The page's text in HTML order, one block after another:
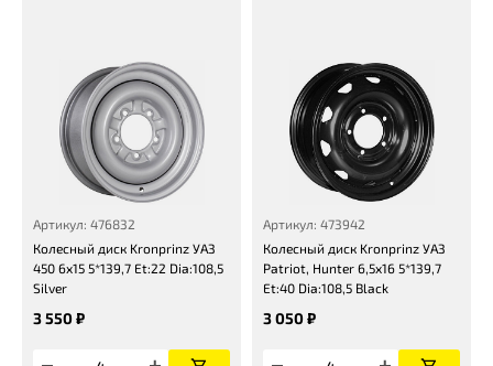
Артикул: 476832
Колесный диск Kronprinz УАЗ
450 6x15 5*139,7 Et:22 Dia:108,5
Silver
3 550 ₽
Артикул: 473942
Колесный диск Kronprinz УАЗ
Patriot, Hunter 6,5x16 5*139,7
Et:40 Dia:108,5 Black
3 050 ₽